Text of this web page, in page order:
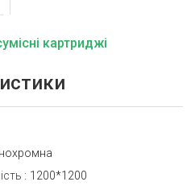
картриджі
: 1200*1200